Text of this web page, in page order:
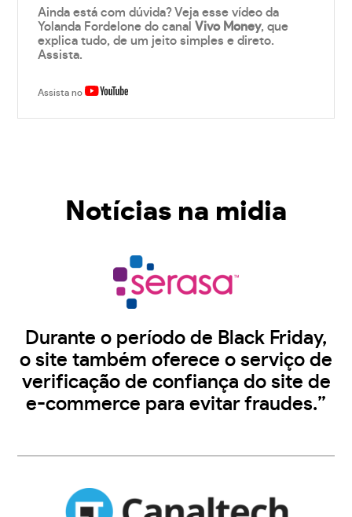
Ainda está com dúvida? Veja esse vídeo da
Yolanda Fordelone do canalVivo Money, que
explica tudo, de um jeito simples e direto.
Assista.
Assista no
Notícias na midia
Durante o período de Black Friday,
o site também oferece o serviço de
verificação de confiança do site de
e-commerce para evitar fraudes.”